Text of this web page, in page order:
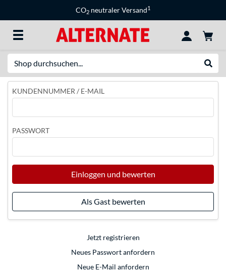
CO2 neutraler Versand1
KUNDENNUMMER / E-MAIL
PASSWORT
Einloggen und bewerten
Als Gast bewerten
Jetzt registrieren
Neues Passwort anfordern
Neue E-Mail anfordern